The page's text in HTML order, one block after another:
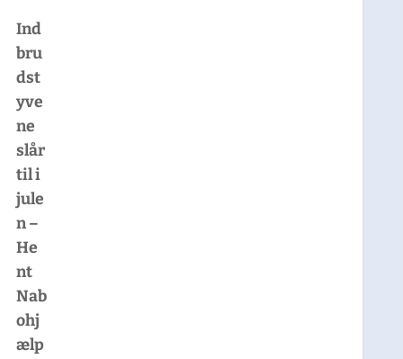
Ind
bru
dst
yve
ne
slår
til i
jule
n –
He
nt
Nab
ohj
ælp